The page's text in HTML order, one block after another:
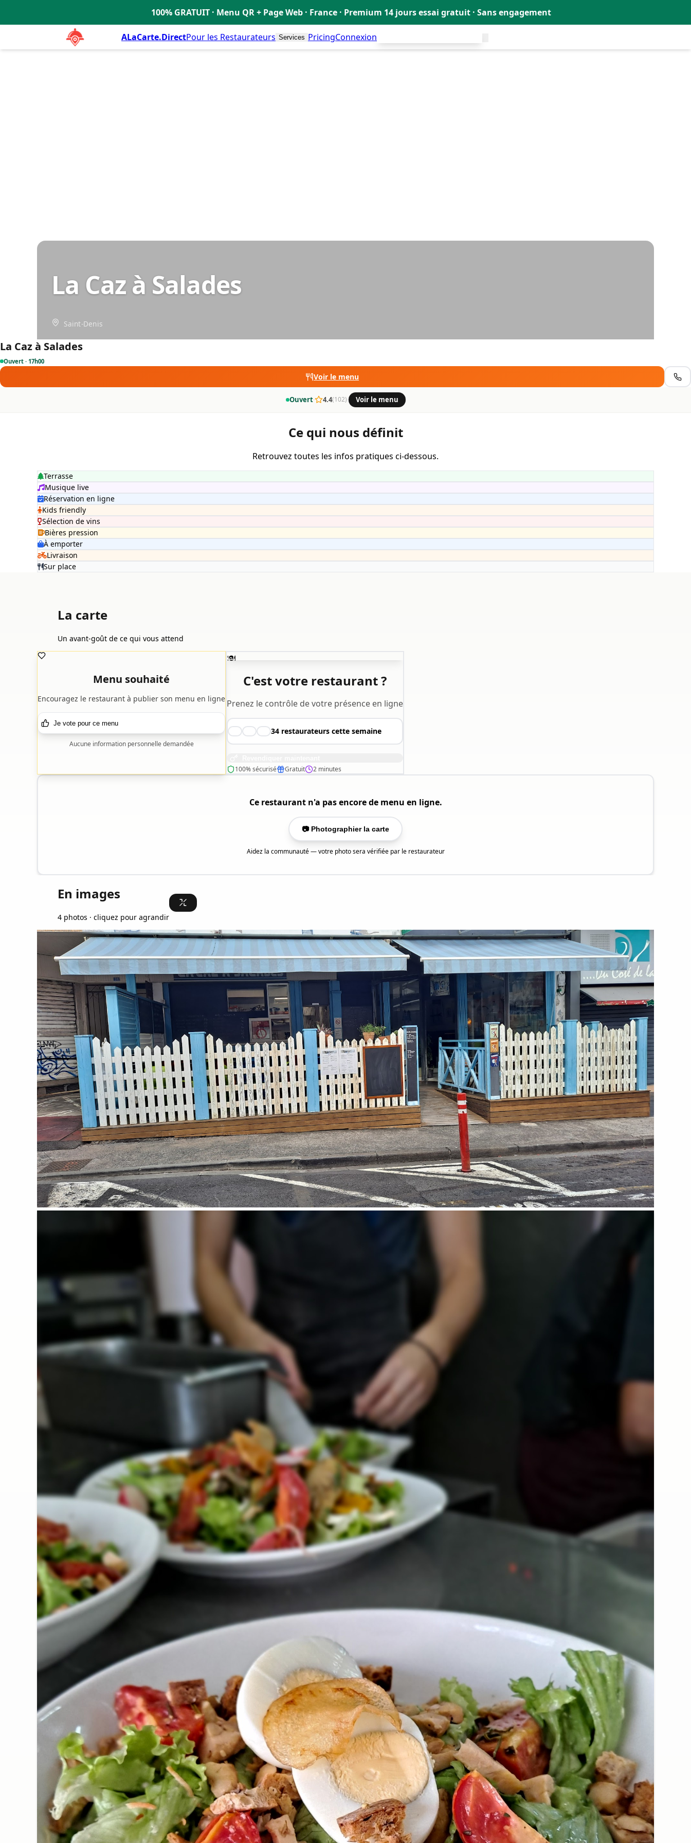
100% GRATUIT · Menu QR + Page Web · France · Premium 14 jours essai gratuit · Sans engagement
ALaCarte.DirectPour les Restaurateurs Services PricingConnexion
La Caz à Salades
Saint-Denis
La Caz à Salades
Ouvert · 17h00
Voir le menu
Ouvert· 4.4(102)· Voir le menu
Ce qui nous définit
Retrouvez toutes les infos pratiques ci-dessous.
Terrasse
Musique live
Réservation en ligne
Kids friendly
Sélection de vins
Bières pression
À emporter
Livraison
Sur place
La carte
Un avant-goût de ce qui vous attend
Menu souhaité
Encouragez le restaurant à publier son menu en ligne
Je vote pour ce menu
Aucune information personnelle demandée
🍽️
C'est votre restaurant ?
Prenez le contrôle de votre présence en ligne
👨‍🍳 👩‍🍳 🧑‍🍳34 restaurateurs cette semaine
100% sécurisé Gratuit 2 minutes
Ce restaurant n'a pas encore de menu en ligne.
📷 Photographier la carte
Aidez la communauté — votre photo sera vérifiée par le restaurateur
En images
4 photos · cliquez pour agrandir